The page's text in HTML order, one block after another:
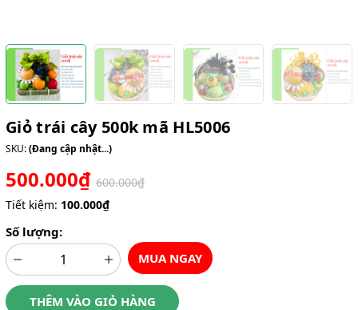
Giỏ trái cây 500k mã HL5006
SKU:(Đang cập nhật...)
500.000₫ 600.000₫
Tiết kiệm: 100.000₫
Số lượng:
MUA NGAY
THÊM VÀO GIỎ HÀNG